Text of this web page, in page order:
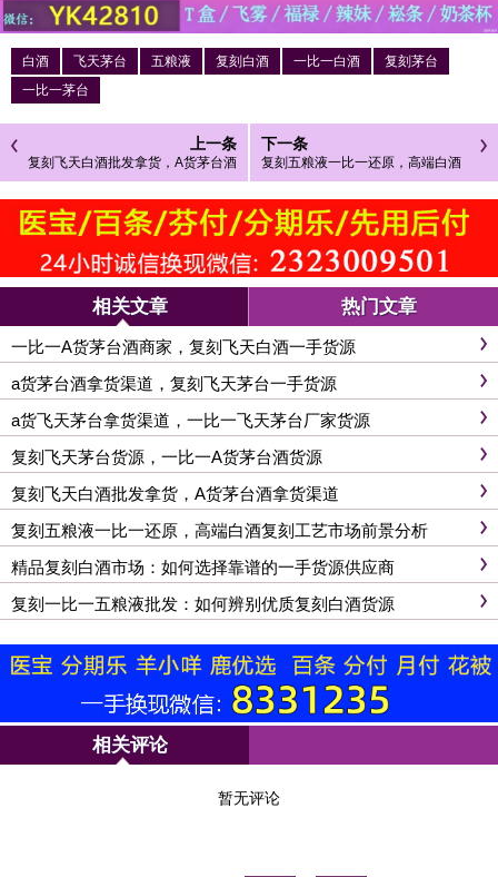
白酒 飞天茅台 五粮液 复刻白酒 一比一白酒
复刻茅台
一比一茅台
上一条
复刻飞天白酒批发拿货，A货茅台酒
拿货渠道
下一条
复刻五粮液一比一还原，高端白酒
复刻工艺市场前景分析
相关文章 热门文章
一比一A货茅台酒商家，复刻飞天白酒一手货源
a货茅台酒拿货渠道，复刻飞天茅台一手货源
a货飞天茅台拿货渠道，一比一飞天茅台厂家货源
复刻飞天茅台货源，一比一A货茅台酒货源
复刻飞天白酒批发拿货，A货茅台酒拿货渠道
复刻五粮液一比一还原，高端白酒复刻工艺市场前景分析
精品复刻白酒市场：如何选择靠谱的一手货源供应商
复刻一比一五粮液批发：如何辨别优质复刻白酒货源
相关评论
暂无评论